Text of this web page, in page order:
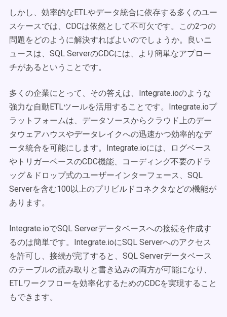
しかし、効率的なETLやデータ統合に依存する多くのユー
スケースでは、CDCは依然として不可欠です。この2つの
問題をどのように解決すればよいのでしょうか。良いニ
ュースは、SQL ServerのCDCには、より簡単なアプロー
チがあるということです。
多くの企業にとって、その答えは、Integrate.ioのような
強力な自動ETLツールを活用することです。Integrate.ioプ
ラットフォームは、データソースからクラウド上のデー
タウェアハウスやデータレイクへの迅速かつ効率的なデ
ータ統合を可能にします。Integrate.ioには、ログベース
やトリガーベースのCDC機能、コーディング不要のドラ
ッグ＆ドロップ式のユーザーインターフェース、SQL
Serverを含む100以上のプリビルドコネクタなどの機能が
あります。
Integrate.ioでSQL Serverデータベースへの接続を作成す
るのは簡単です。Integrate.ioにSQL Serverへのアクセス
を許可し、接続が完了すると、SQL Serverデータベース
のテーブルの読み取りと書き込みの両方が可能になり、
ETLワークフローを効率化するためのCDCを実現すること
もできます。